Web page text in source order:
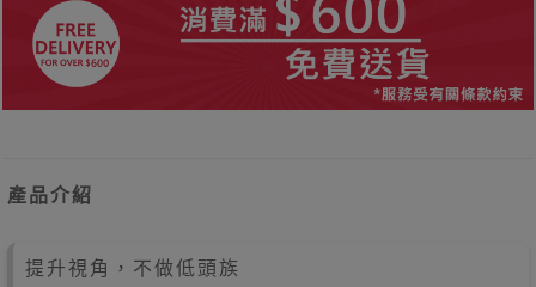
產品介紹
提升視角，不做低頭族